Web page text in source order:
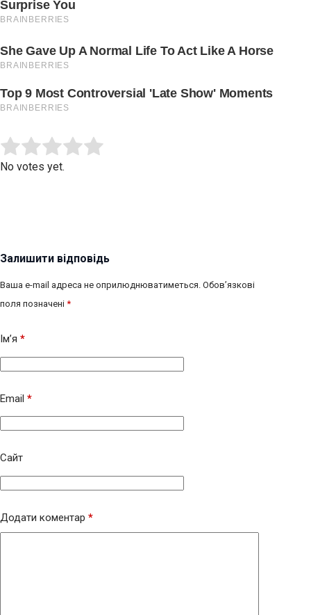
Rate this item:
No votes yet.
Залишити відповідь
Ваша e-mail адреса не оприлюднюватиметься. Обов’язкові
поля позначені *
Ім’я *
Email *
Сайт
Додати коментар *